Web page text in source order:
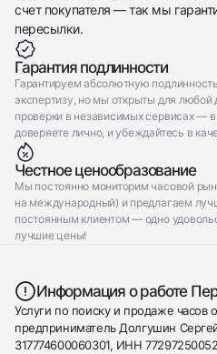
счет покупателя — так мы
пересылки.
Гарантия подлинности
Гарантируем абсолютную
экспертизу, но мы открыты для любой
проверки в независимых сервисах —
доверяете лично, и убеждайтесь в
Честное ценообразование
Мы постоянно мониторим часовой
на международный) и предлагаем
постоянным клиентом — одно
лучшие цены!
Информация о работе
Услуги по поиску и продаже часов
предприниматель Долгушин
317774600060301, ИНН